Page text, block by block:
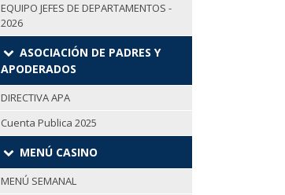
EQUIPO JEFES DE DEPARTAMENTOS -
2026
ASOCIACIÓN DE PADRES Y
APODERADOS
DIRECTIVA APA
Cuenta Publica 2025
MENÚ CASINO
MENÚ SEMANAL